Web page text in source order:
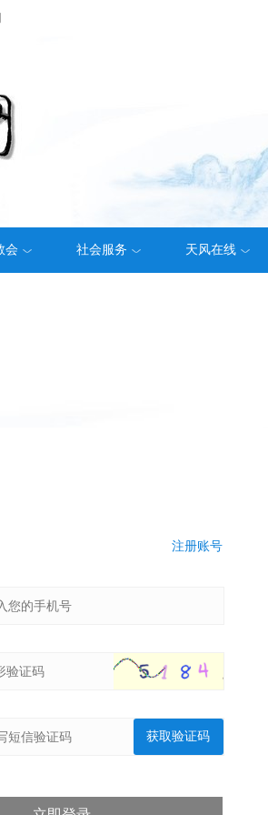
会 社会服务 天风在线
注册账号
获取验证码